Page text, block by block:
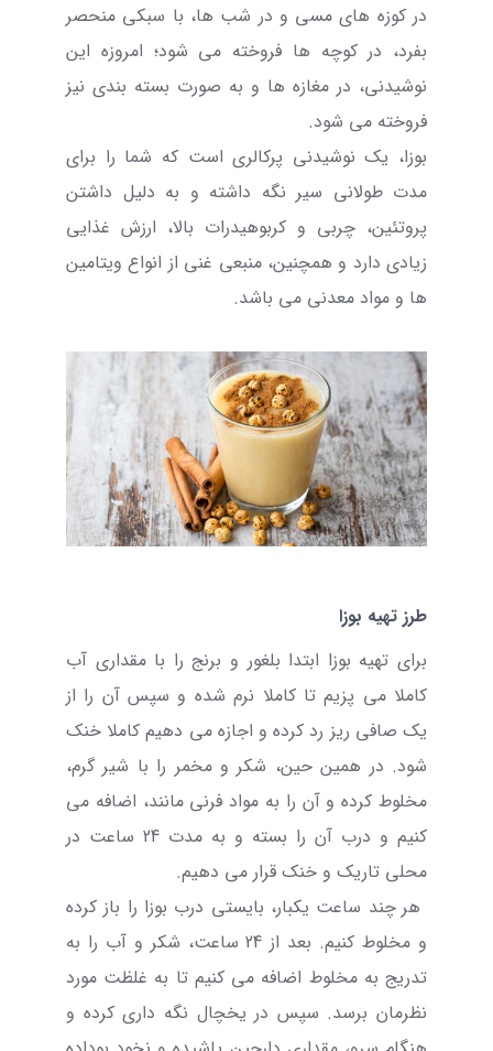
در کوزه های مسی و در شب ها، با سبکی منحصر
بفرد، در کوچه ها فروخته می شود؛ امروزه این
نوشیدنی، در مغازه ها و به صورت بسته بندی نیز
فروخته می شود.
بوزا، یک نوشیدنی پرکالری است که شما را برای
مدت طولانی سیر نگه داشته و به دلیل داشتن
پروتئین، چربی و کربوهیدرات بالا، ارزش غذایی
زیادی دارد و همچنین، منبعی غنی از انواع ویتامین
ها و مواد معدنی می باشد.
طرز تهیه بوزا
برای تهیه بوزا ابتدا بلغور و برنج را با مقداری آب
کاملا می پزیم تا کاملا نرم شده و سپس آن را از
یک صافی ریز رد کرده و اجازه می دهیم کاملا خنک
شود. در همین حین، شکر و مخمر را با شیر گرم،
مخلوط کرده و آن را به مواد فرنی مانند، اضافه می
کنیم و درب آن را بسته و به مدت 24 ساعت در
محلی تاریک و خنک قرار می دهیم.
هر چند ساعت یکبار، بایستی درب بوزا را باز کرده
و مخلوط کنیم. بعد از 24 ساعت، شکر و آب را به
تدریج به مخلوط اضافه می کنیم تا به غلظت مورد
نظرمان برسد. سپس در یخچال نگه داری کرده و